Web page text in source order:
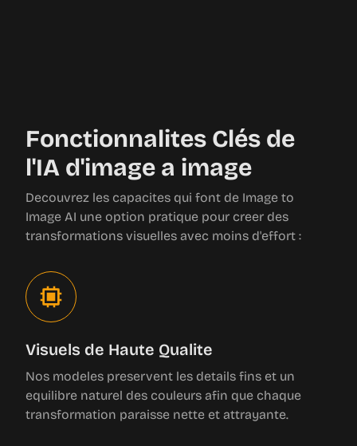
Fonctionnalites Clés de
l'IA d'image a image
Decouvrez les capacites qui font de Image to
Image AI une option pratique pour creer des
transformations visuelles avec moins d'effort :
Nos modeles preservent les details fins et un
equilibre naturel des couleurs afin que chaque
transformation paraisse nette et attrayante.